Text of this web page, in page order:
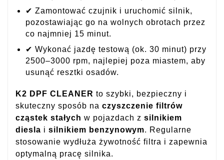
✔ Zamontować czujnik i uruchomić silnik,
pozostawiając go na wolnych obrotach przez
co najmniej 15 minut.
✔ Wykonać jazdę testową (ok. 30 minut) przy
2500–3000 rpm, najlepiej poza miastem, aby
usunąć resztki osadów.
K2 DPF CLEANER to szybki, bezpieczny i
skuteczny sposób na czyszczenie filtrów
cząstek stałych w pojazdach z silnikiem
diesla i silnikiem benzynowym. Regularne
stosowanie wydłuża żywotność filtra i zapewnia
optymalną pracę silnika.